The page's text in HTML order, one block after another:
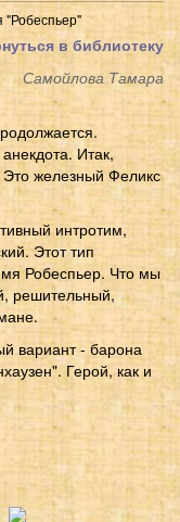
"Робеспьер"
в библиотеку
Самойлова Тамара
Итак,
Это железный Феликс
интротим,
Этот тип
Робеспьер. Что мы
решительный,
вариант - барона
Герой, как и